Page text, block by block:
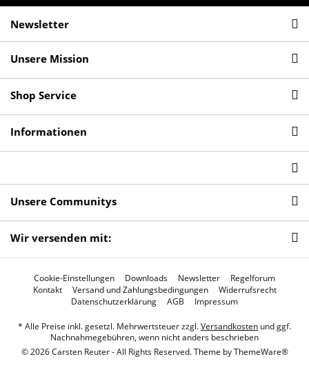
Newsletter
Unsere Mission
Shop Service
Informationen
Unsere Communitys
Wir versenden mit:
Cookie-Einstellungen Downloads Newsletter
Regelforum
Kontakt
Versand und Zahlungsbedingungen
Widerrufsrecht
Datenschutzerklärung
AGB Impressum
* Alle Preise inkl. gesetzl. Mehrwertsteuer zzgl.Versandkosten und ggf.
Nachnahmegebühren, wenn nicht anders beschrieben
© 2026 Carsten Reuter - All Rights Reserved. Theme byThemeWare®